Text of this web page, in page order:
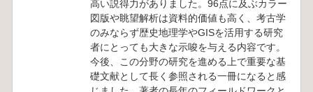
高い説得力がありました。96点に及ぶカラー
図版や眺望解析は資料的価値も高く、考古学
のみならず歴史地理学やGISを活用する研究
者にとっても大きな示唆を与える内容です。
今後、この分野の研究を進める上で重要な基
礎文献として長く参照される一冊になると感